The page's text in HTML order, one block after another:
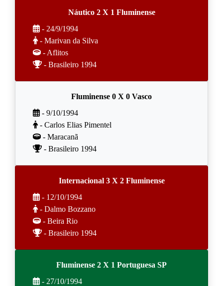
Náutico 2 X 1 Fluminense
- 24/9/1994
- Marivan da Silva
- Aflitos
- Brasileiro 1994
Fluminense 0 X 0 Vasco
- 9/10/1994
- Carlos Elias Pimentel
- Maracanã
- Brasileiro 1994
Internacional 3 X 2 Fluminense
- 12/10/1994
- Dalmo Bozzano
- Beira Rio
- Brasileiro 1994
Fluminense 2 X 1 Portuguesa SP
- 27/10/1994